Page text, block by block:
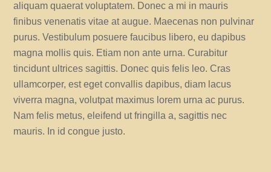
aliquam quaerat voluptatem. Donec a mi in mauris
finibus venenatis vitae at augue. Maecenas non pulvinar
purus. Vestibulum posuere faucibus libero, eu dapibus
magna mollis quis. Etiam non ante urna. Curabitur
tincidunt ultrices sagittis. Donec quis felis leo. Cras
ullamcorper, est eget convallis dapibus, diam lacus
viverra magna, volutpat maximus lorem urna ac purus.
Nam felis metus, eleifend ut fringilla a, sagittis nec
mauris. In id congue justo.